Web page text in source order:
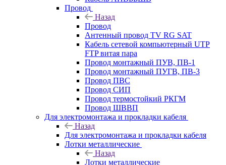
Провод
Назад
Провод
Антенный провод TV RG SAT
Кабель сетевой компьютерный UTP
FTP витая пара
Провод монтажный ПУВ, ПВ-1
Провод монтажный ПУГВ, ПВ-3
Провод ПВС
Провод СИП
Провод термостойкий РКГМ
Провод ШВВП
Для электромонтажа и прокладки кабеля
Назад
Для электромонтажа и прокладки кабеля
Лотки металлические
Назад
Лотки металлические